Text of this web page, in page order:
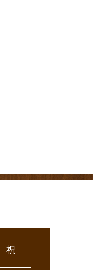
祝